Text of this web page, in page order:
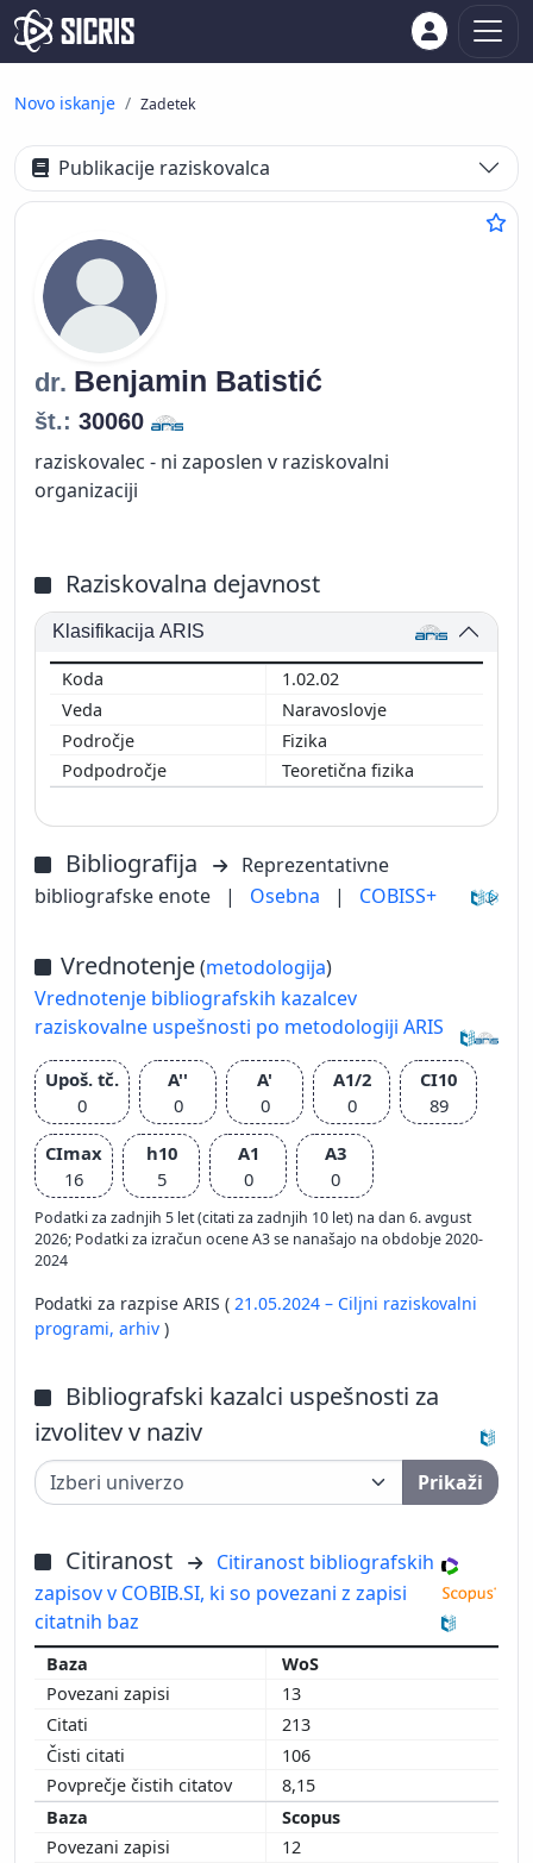
Novo iskanje Zadetek
Publikacije raziskovalca
dr. Benjamin Batistić
št.: 30060
raziskovalec - ni zaposlen v raziskovalni
organizaciji
Raziskovalna dejavnost
Klasifikacija ARIS
1.02.02
Naravoslovje
Fizika
Teoretična fizika
Bibliografija
Reprezentativne
bibliografske enote
| Osebna | COBISS+
Vrednotenje(metodologija)
Vrednotenje bibliografskih kazalcev
raziskovalne uspešnosti po metodologiji ARIS
Upoš. tč.
0
A''
0
A'
0
A1/2
0
CI10
89
CImax
16
h10
5
A1
0
A3
0
Podatki za zadnjih 5 let (citati za zadnjih 10 let) na dan 6. avgust
2026; Podatki za izračun ocene A3 se nanašajo na obdobje 2020-
2024
Podatki za razpise ARIS ( 21.05.2024 – Ciljni raziskovalni
programi, arhiv )
Bibliografski kazalci uspešnosti za
izvolitev v naziv
Prikaži
Citiranost
Citiranost bibliografskih
zapisov v COBIB.SI, ki so povezani z zapisi
citatnih baz
WoS
13
213
106
8,15
Scopus
12